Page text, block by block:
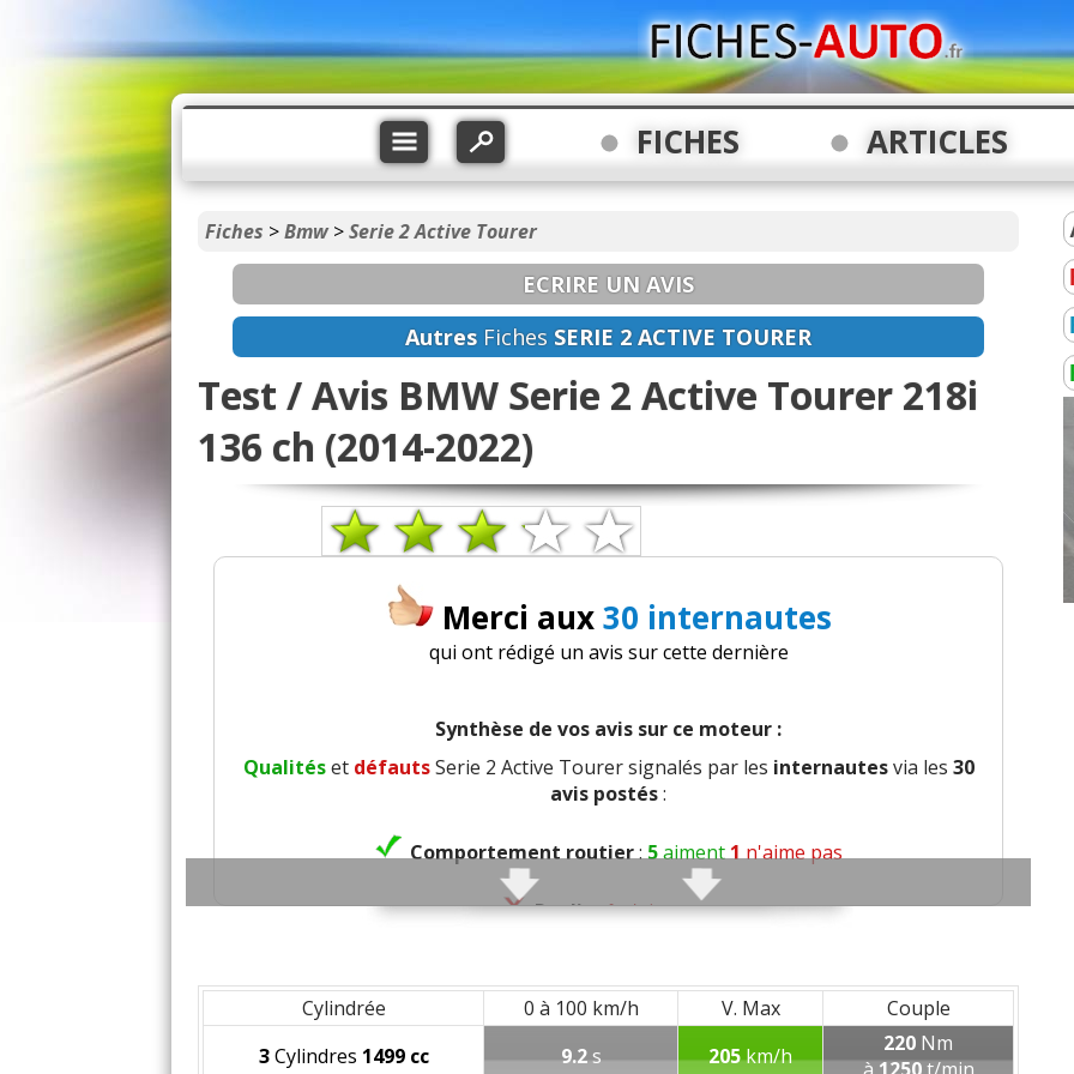
FICHES ARTICLES
Fiches >Bmw>Serie 2 Active Tourer
ECRIRE UN AVIS
Autres Fiches SERIE 2 ACTIVE TOURER
Test / Avis BMW Serie 2 Active Tourer 218i
136 ch (2014-2022)
Merci aux30 internautes
qui ont rédigé un avis sur cette dernière
Synthèse de vos avis sur ce moteur :
Qualitéset défautsSerie 2 Active Tourer signalés par les internautesvia les 30
avis postés:
Comportement routier:5aiment1n'aime pas
Roulis:1n'aime pas
Agrément:3aiment3n'aiment pas
Cylindrée 0 à 100 km/h V. Max
Couple
3Cylindres 1499 cc 9.2s 205km/h 220 Nm